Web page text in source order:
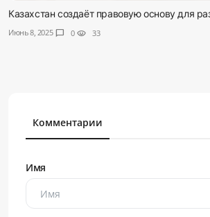
Казахстан создаёт правовую основу для
Июнь 8, 2025 chat_bubble 0 visibility 33
Комментарии
Имя